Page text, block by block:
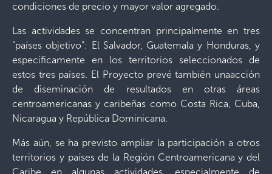
condiciones de precio y mayor valor agregado.
Las actividades se concentran principalmente en tres
“países objetivo”: El Salvador, Guatemala y Honduras, y
específicamente en los territorios seleccionados de
estos tres países. El Proyecto prevé también unaacción
de diseminación de resultados en otras áreas
centroamericanas y caribeñas como Costa Rica, Cuba,
Nicaragua y República Dominicana.
Más aún, se ha previsto ampliar la participación a otros
territorios y países de la Región Centroamericana y del